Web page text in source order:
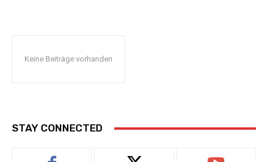
Keine Beiträge vorhanden
STAY CONNECTED